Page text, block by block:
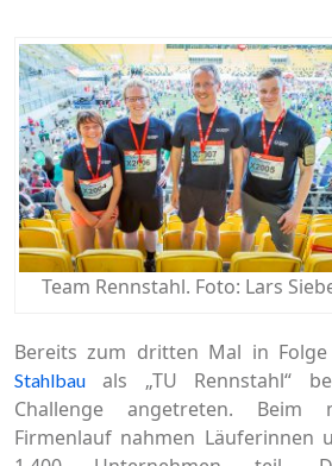
Team Rennstahl. Foto: Lars
Bereits zum dritten Mal in
Stahlbau als „TU Rennstahl“
Challenge angetreten. Beim
Firmenlauf nahmen Läuferinnen